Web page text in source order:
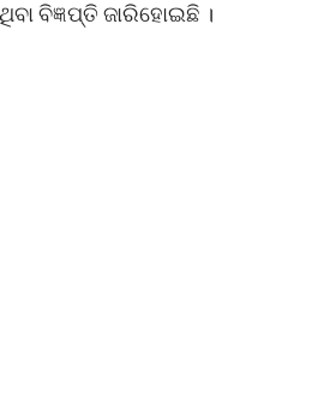
ବିଜ୍ଞପ୍ତି ଜାରିହୋଇଛି ।